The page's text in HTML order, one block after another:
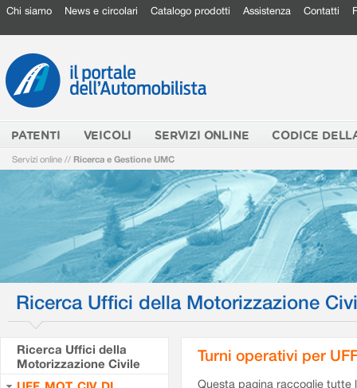
Chi siamo News e circolari Catalogo prodotti Assistenza Contatti
PATENTI VEICOLI SERVIZI ONLINE CODICE
Servizi online // Ricerca e Gestione UMC
Ricerca Uffici della Motorizzazione
Ricerca Uffici della
Motorizzazione Civile
Turni operativi per
Questa pagina raccoglie tutte